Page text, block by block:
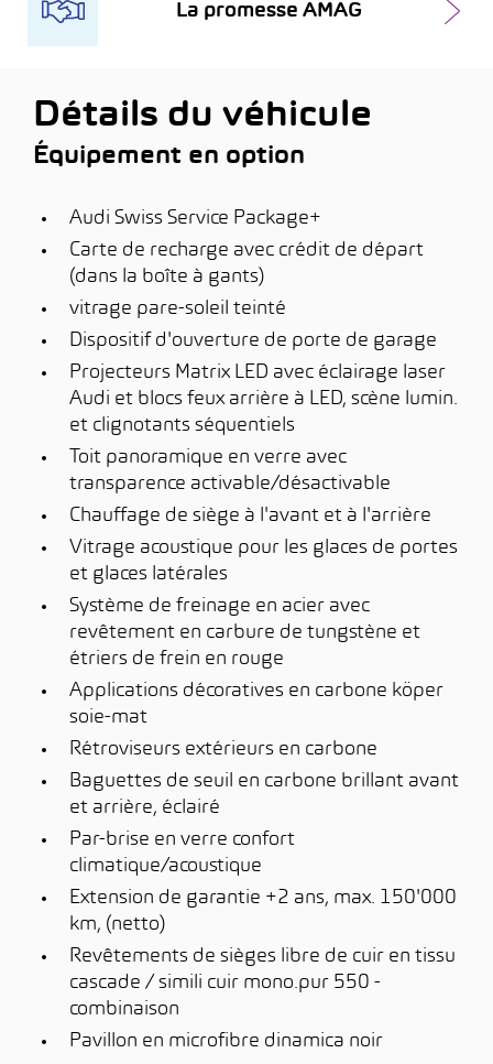
La promesse AMAG
Détails du véhicule
Équipement en option
Audi Swiss Service Package+
Carte de recharge avec crédit de départ
(dans la boîte à gants)
vitrage pare-soleil teinté
Dispositif d'ouverture de porte de garage
Projecteurs Matrix LED avec éclairage laser
Audi et blocs feux arrière à LED, scène lumin.
et clignotants séquentiels
Toit panoramique en verre avec
transparence activable/désactivable
Chauffage de siège à l'avant et à l'arrière
Vitrage acoustique pour les glaces de portes
et glaces latérales
Système de freinage en acier avec
revêtement en carbure de tungstène et
étriers de frein en rouge
Applications décoratives en carbone köper
soie-mat
Rétroviseurs extérieurs en carbone
Baguettes de seuil en carbone brillant avant
et arrière, éclairé
Par-brise en verre confort
climatique/acoustique
Extension de garantie +2 ans, max. 150'000
km, (netto)
Revêtements de sièges libre de cuir en tissu
cascade / simili cuir mono.pur 550 -
combinaison
Pavillon en microfibre dinamica noir